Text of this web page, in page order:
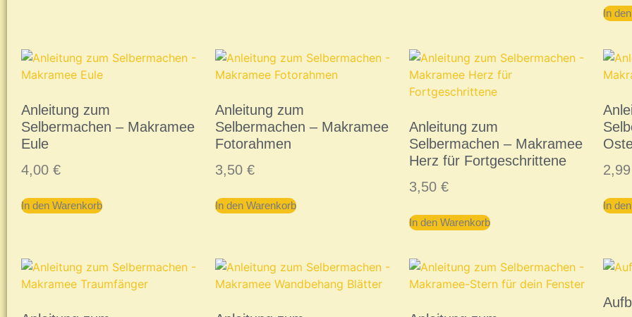
In
Anleitung zum
Selbermachen – Makramee
Eule
4,00 €
In den Warenkorb
Anleitung zum
Selbermachen – Makramee
Fotorahmen
3,50 €
In den Warenkorb
Anleitung zum
Selbermachen – Makramee
Herz für Fortgeschrittene
3,50 €
In den Warenkorb
2,99
In